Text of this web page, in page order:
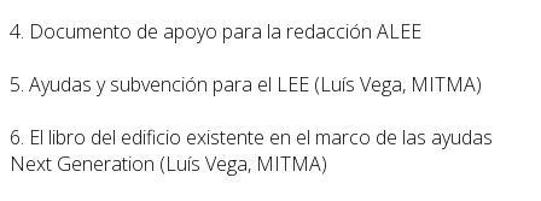
4. Documento de apoyo para la redacción ALEE
5. Ayudas y subvención para el LEE (Luís Vega, MITMA)
6. El libro del edificio existente en el marco de las ayudas
Next Generation (Luís Vega, MITMA)